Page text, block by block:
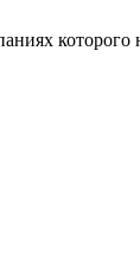
которого